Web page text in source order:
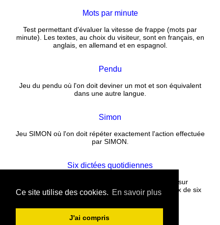
Ce site utilise des cookies. En savoir plus
J'ai compris
Mots par minute
Test permettant d'évaluer la vitesse de frappe (mots par
minute). Les textes, au choix du visiteur, sont en français, en
anglais, en allemand et en espagnol.
Pendu
Jeu du pendu où l'on doit deviner un mot et son équivalent
dans une autre langue.
Simon
Jeu SIMON où l'on doit répéter exactement l'action effectuée
par SIMON.
Six dictées quotidiennes
Corrigez un texte rempli de fautes puis cliquez sur
CORRECTION. La correction est instantanée. Choix de six
nouvelles dictées tous les jours.
Contact